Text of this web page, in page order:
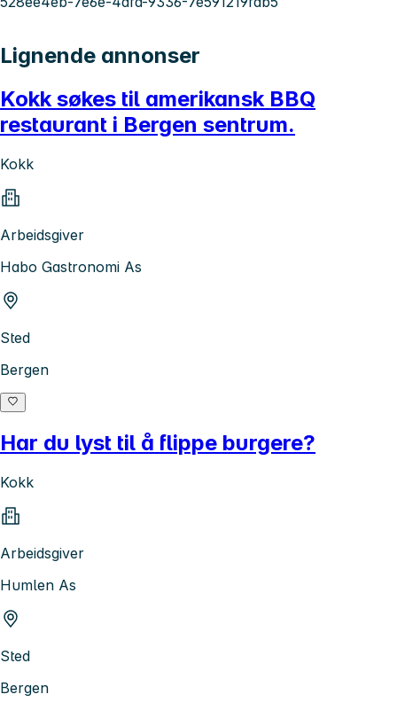
Lignende annonser
Kokk søkes til amerikansk BBQ
restaurant i Bergen sentrum.
Kokk
Arbeidsgiver
Habo Gastronomi As
Sted
Bergen
Har du lyst til å flippe burgere?
Kokk
Arbeidsgiver
Humlen As
Sted
Bergen